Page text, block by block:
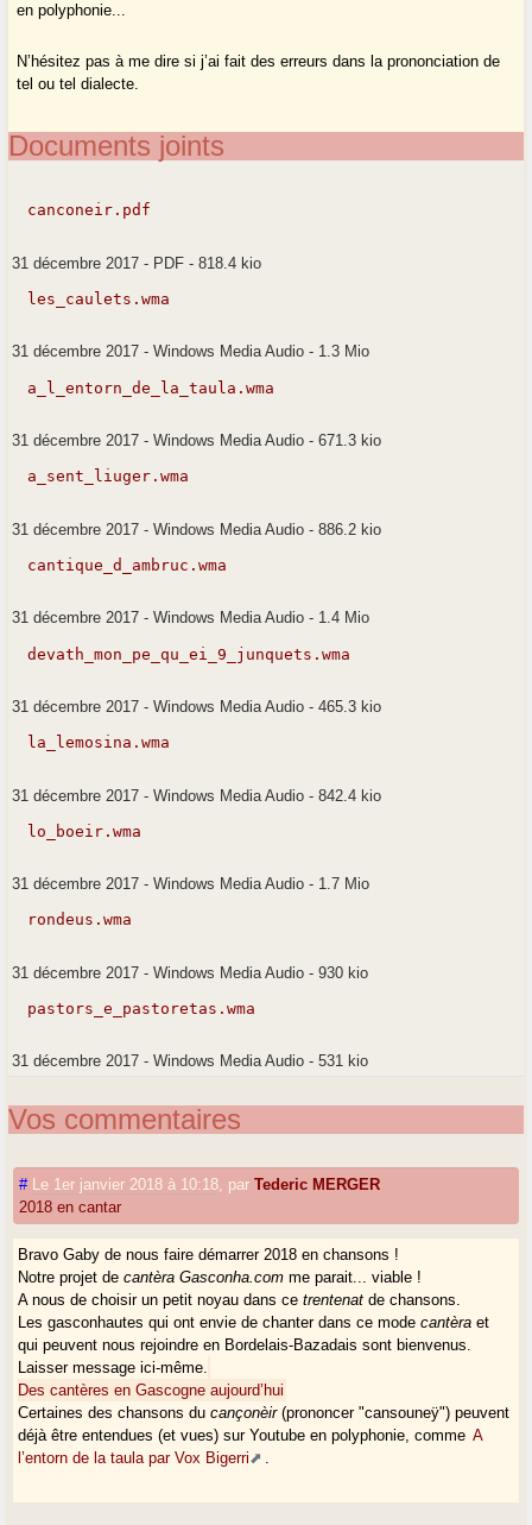
en polyphonie...
N’hésitez pas à me dire si j’ai fait des erreurs dans la prononciation de
tel ou tel dialecte.
Documents joints
canconeir.pdf
31 décembre 2017 - PDF -818.4 kio
les_caulets.wma
31 décembre 2017 -Windows Media Audio - 1.3 Mio
a_l_entorn_de_la_taula.wma
31 décembre 2017 -Windows Media Audio -671.3 kio
a_sent_liuger.wma
31 décembre 2017 -Windows Media Audio -886.2 kio
cantique_d_ambruc.wma
31 décembre 2017 -Windows Media Audio - 1.4 Mio
devath_mon_pe_qu_ei_9_junquets.wma
31 décembre 2017 -Windows Media Audio -465.3 kio
la_lemosina.wma
31 décembre 2017 -Windows Media Audio -842.4 kio
lo_boeir.wma
31 décembre 2017 -Windows Media Audio - 1.7 Mio
rondeus.wma
31 décembre 2017 -Windows Media Audio -930 kio
pastors_e_pastoretas.wma
31 décembre 2017 -Windows Media Audio -531 kio
Vos commentaires
# Le 1er janvier 2018 à 10:18, parTederic MERGER
2018 en cantar
Bravo Gaby de nous faire démarrer 2018 en chansons !
Notre projet decantèra Gasconha.com me parait... viable !
A nous de choisir un petit noyau dans cetrentenat de chansons.
Les gasconhautes qui ont envie de chanter dans ce modecantèra et
qui peuvent nous rejoindre en Bordelais-Bazadais sont bienvenus.
Laisser message ici-même.
Des cantères en Gascogne aujourd’hui
Certaines des chansons ducançonèir(prononcer "cansouneÿ") peuvent
déjà être entendues (et vues) sur Youtube en polyphonie, comme A
l’entorn de la taula par Vox Bigerri
.